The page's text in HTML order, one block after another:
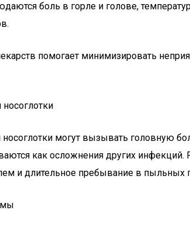
боль в горле и голове,
помогает минимизировать
носоглотки
носоглотки могут вызывать головную
как осложнения других
и длительное пребывание в